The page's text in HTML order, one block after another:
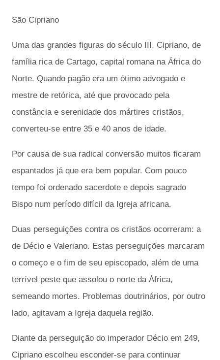
São Cipriano
Uma das grandes figuras do século III, Cipriano, de
família rica de Cartago, capital romana na África do
Norte. Quando pagão era um ótimo advogado e
mestre de retórica, até que provocado pela
constância e serenidade dos mártires cristãos,
converteu-se entre 35 e 40 anos de idade.
Por causa de sua radical conversão muitos ficaram
espantados já que era bem popular. Com pouco
tempo foi ordenado sacerdote e depois sagrado
Bispo num período difícil da Igreja africana.
Duas perseguições contra os cristãos ocorreram: a
de Décio e Valeriano. Estas perseguições marcaram
o começo e o fim de seu episcopado, além de uma
terrível peste que assolou o norte da África,
semeando mortes. Problemas doutrinários, por outro
lado, agitavam a Igreja daquela região.
Diante da perseguição do imperador Décio em 249,
Cipriano escolheu esconder-se para continuar